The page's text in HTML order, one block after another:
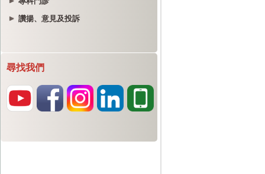
讚揚、意見及投訴
尋找我們